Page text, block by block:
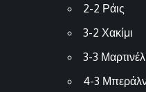
2-2 Ράις
3-2 Χακίμι
3-3
4-3